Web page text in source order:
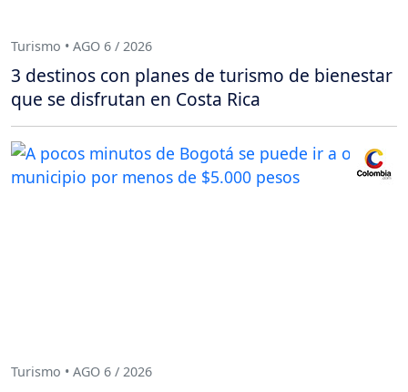
Turismo • AGO 6 / 2026
3 destinos con planes de turismo de bienestar
que se disfrutan en Costa Rica
Turismo • AGO 6 / 2026